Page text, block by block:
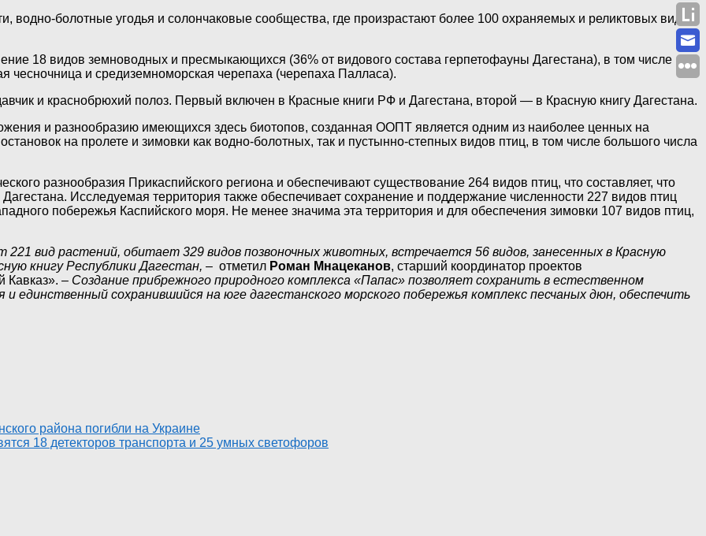
водно-болотные угодья и солончаковые сообщества, где произрастают более 100 охраняемых и реликтовых видов
18 видов земноводных и пресмыкающихся (36% от видового состава герпетофауны Дагестана), в том числе
чесночница и средиземноморская черепаха (черепаха Палласа).
и краснобрюхий полоз. Первый включен в Красные книги РФ и Дагестана, второй — в Красную книгу Дагестана.
и разнообразию имеющихся здесь биотопов, созданная ООПТ является одним из наиболее ценных на
на пролете и зимовки как водно-болотных, так и пустынно-степных видов птиц, в том числе большого числа
разнообразия Прикаспийского региона и обеспечивают существование 264 видов птиц, что составляет, что
Исследуемая территория также обеспечивает сохранение и поддержание численности 227 видов птиц
побережья Каспийского моря. Не менее значима эта территория и для обеспечения зимовки 107 видов птиц,
вид растений, обитает 329 видов позвоночных животных, встречается 56 видов, занесенных в Красную
книгу Республики Дагестан, – отметил Роман Мнацеканов, старший координатор проектов
Кавказ». – Создание прибрежного природного комплекса «Папас» позволяет сохранить в естественном
единственный сохранившийся на юге дагестанского морского побережья комплекс песчаных дюн, обеспечить
района погибли на Украине
18 детекторов транспорта и 25 умных светофоров